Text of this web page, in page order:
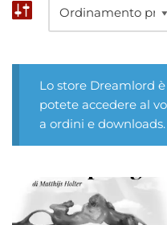
Lo store Dreamlord
potete accedere al
a ordini e downloads.